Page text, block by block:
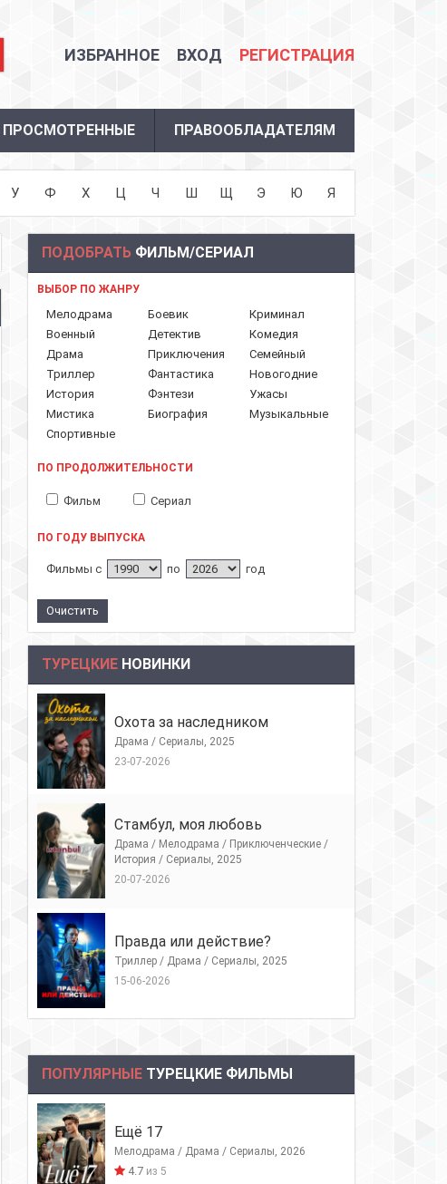
ИЗБРАННОЕ ВХОД РЕГИСТРАЦИЯ
ПРОСМОТРЕННЫЕ ПРАВООБЛАДАТЕЛЯМ
У Ф Х Ц Ч Ш Щ Э Ю Я
ПОДОБРАТЬ ФИЛЬМ/СЕРИАЛ
ВЫБОР ПО ЖАНРУ
Мелодрама Боевик
Криминал
Военный
Детектив
Комедия
Драма
Приключения
Семейный
Триллер
Фантастика
Новогодние
История
Фэнтези
Ужасы
Мистика
Биография
Музыкальные
Спортивные
ПО ПРОДОЛЖИТЕЛЬНОСТИ
Фильм Сериал
ПО ГОДУ ВЫПУСКА
Фильмы с по год
ТУРЕЦКИЕ НОВИНКИ
Охота за наследником
Драма / Сериалы, 2025
23-07-2026
Стамбул, моя любовь
Драма / Мелодрама / Приключенческие /
История / Сериалы, 2025
20-07-2026
Правда или действие?
Триллер / Драма / Сериалы, 2025
15-06-2026
ПОПУЛЯРНЫЕ ТУРЕЦКИЕ ФИЛЬМЫ
Ещё 17
Мелодрама / Драма / Сериалы, 2026
4.7из 5